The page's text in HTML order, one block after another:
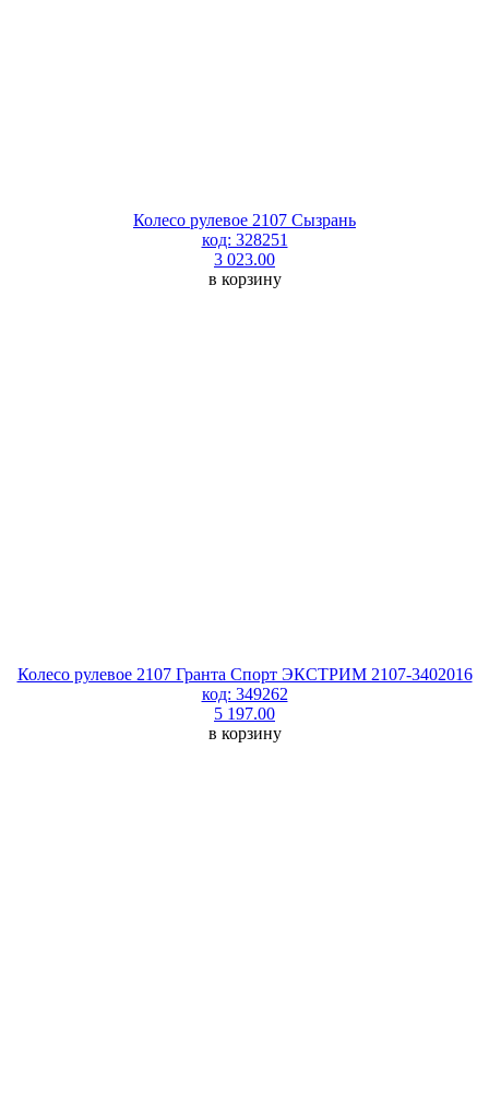
Колесо рулевое 2107 Сызрань
код: 328251
3 023.00
в корзину
Колесо рулевое 2107 Гранта Спорт ЭКСТРИМ 2107-3402016
код: 349262
5 197.00
в корзину